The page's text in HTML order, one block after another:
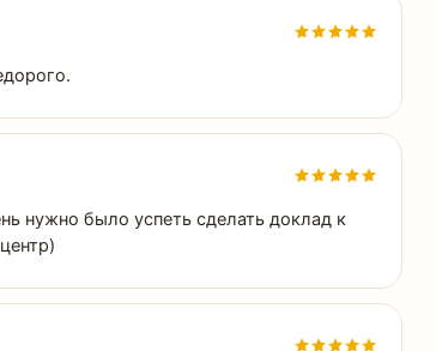
нужно было успеть сделать доклад к